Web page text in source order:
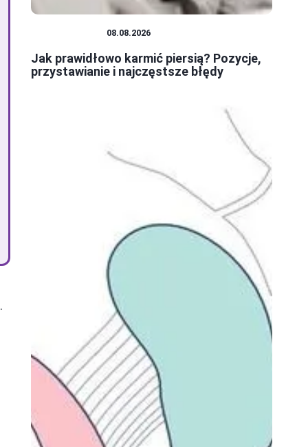
08.08.2026
Jak prawidłowo karmić piersią? Pozycje,
przystawianie i najczęstsze błędy